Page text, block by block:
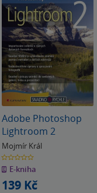
Adobe Photoshop
Lightroom 2
Mojmír Král
0.0
z
5
hvězdiček
E-kniha
139 Kč